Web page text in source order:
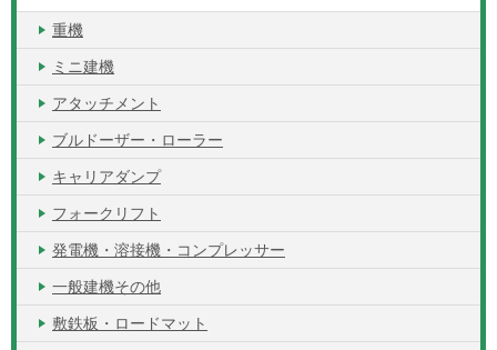
重機
ミニ建機
アタッチメント
ブルドーザー・ローラー
キャリアダンプ
フォークリフト
発電機・溶接機・コンプレッサー
一般建機その他
敷鉄板・ロードマット